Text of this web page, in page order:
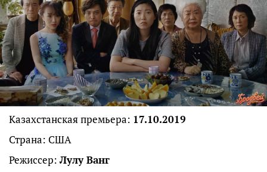
Казахстанская премьера: 17.10.2019
Страна: США
Режиссер: Лулу Ванг